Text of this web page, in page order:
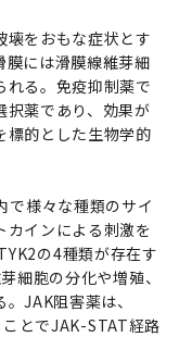
壊をおもな症状とす
膜には滑膜線維芽細
れる。免疫抑制薬で
択薬であり、効果が
標的とした生物学的
様々な種類のサイ
カインによる刺激を
の4種類が存在す
細胞の分化や増殖、
JAK阻害薬は、
とでJAK-STAT経路